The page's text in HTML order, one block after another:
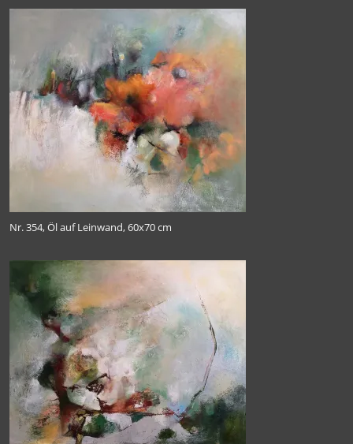
Nr. 354, Öl auf Leinwand, 60x70 cm